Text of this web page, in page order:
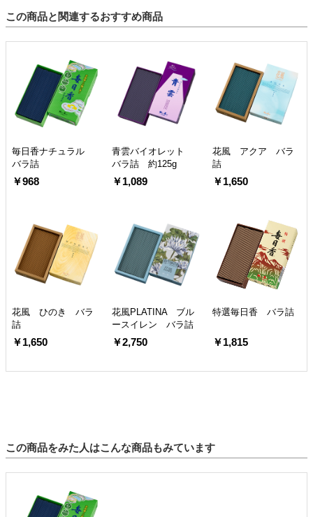
この商品と関連するおすすめ商品
毎日香ナチュラル
バラ詰
￥968
青雲バイオレット
バラ詰 約125g
￥1,089
花風 アクア バラ
詰
￥1,650
花風 ひのき バラ
詰
￥1,650
花風PLATINA ブル
ースイレン バラ詰
￥2,750
特選毎日香 バラ詰
￥1,815
この商品をみた人はこんな商品もみています